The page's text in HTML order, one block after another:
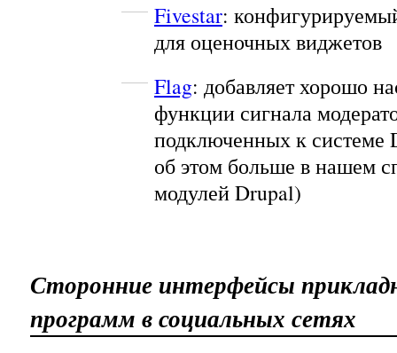
Fivestar:
для оценочных виджетов
Flag: добавляет хорошо
функции сигнала
подключенных к системе
об этом больше в нашем
модулей Drupal)
Сторонние интерфейсы
программ в социальных сетях